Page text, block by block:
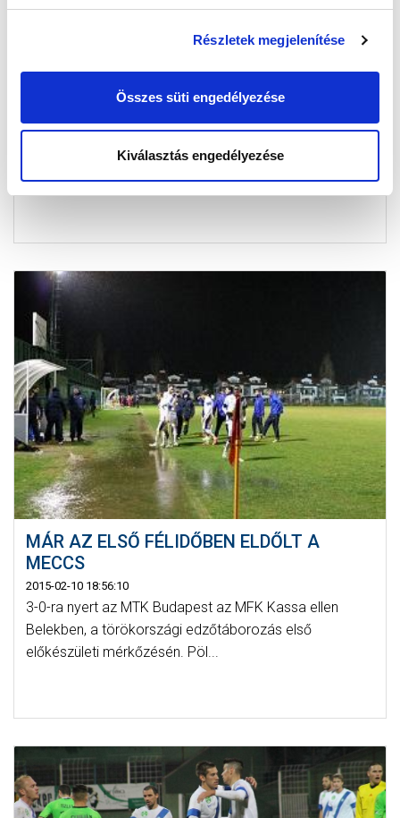
Részletek megjelenítése
Összes süti engedélyezése
Kiválasztás engedélyezése
2 (1-1) (VIDEÓ)
Lejátszotta utolsó törökországi, felkészülési
mérkőzését Garami József csapata. A három ellenfél
közül talán az ukránok...
MÁR AZ ELSŐ FÉLIDŐBEN ELDŐLT A
MECCS
2015-02-10 18:56:10
3-0-ra nyert az MTK Budapest az MFK Kassa ellen
Belekben, a törökországi edzőtáborozás első
előkészületi mérkőzésén. Pöl...